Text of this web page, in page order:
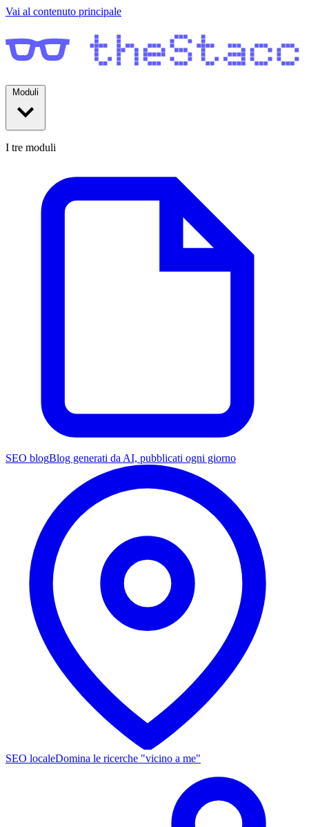
Vai al contenuto principale
I tre moduli
SEO blogBlog generati da AI, pubblicati ogni giorno
SEO localeDomina le ricerche "vicino a me"